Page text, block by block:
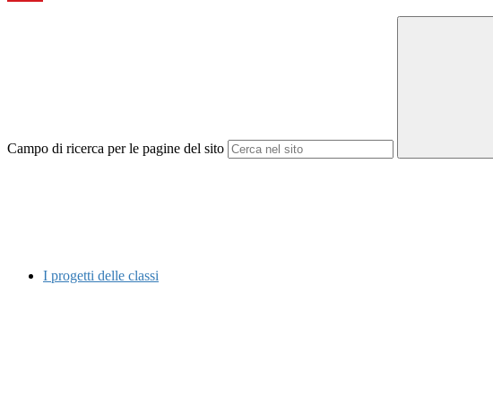
Campo di ricerca per le pagine del sito
I progetti delle classi